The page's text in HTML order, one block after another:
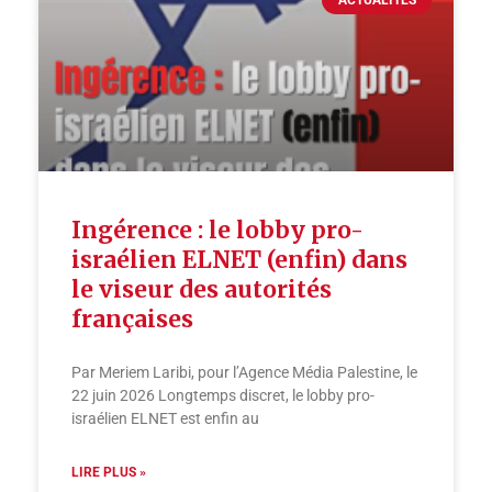
Ingérence : le lobby pro-
israélien ELNET (enfin) dans
le viseur des autorités
françaises
Par Meriem Laribi, pour l’Agence Média Palestine, le
22 juin 2026 Longtemps discret, le lobby pro-
israélien ELNET est enfin au
LIRE PLUS »